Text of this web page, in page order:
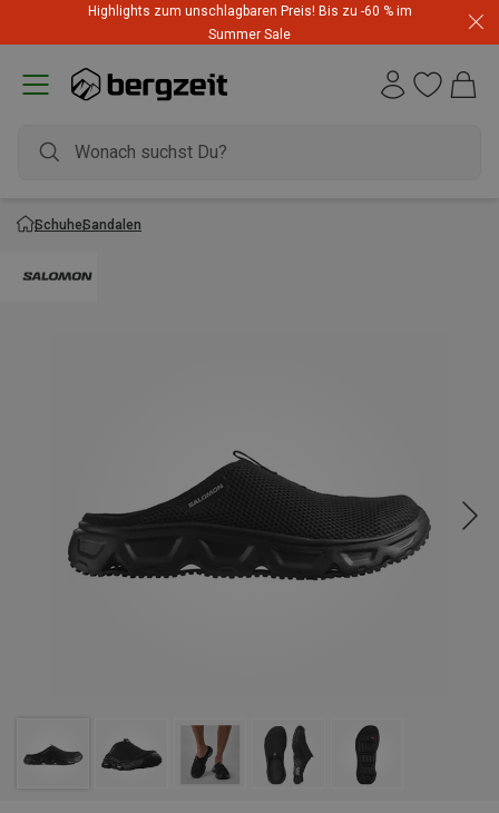
Highlights zum unschlagbaren Preis! Bis zu -60 % im
Summer Sale
SchuheSandalen